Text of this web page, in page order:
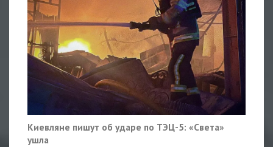
Киевляне пишут об ударе по ТЭЦ-5: «Света»
ушла